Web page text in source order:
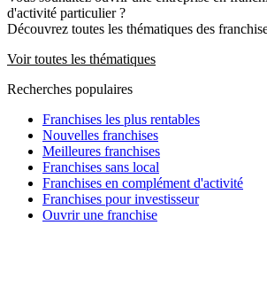
d'activité particulier ?
Découvrez toutes les thématiques des
Voir toutes les thématiques
Recherches populaires
Franchises les plus rentables
Nouvelles franchises
Meilleures franchises
Franchises sans local
Franchises en complément d'activité
Franchises pour investisseur
Ouvrir une franchise